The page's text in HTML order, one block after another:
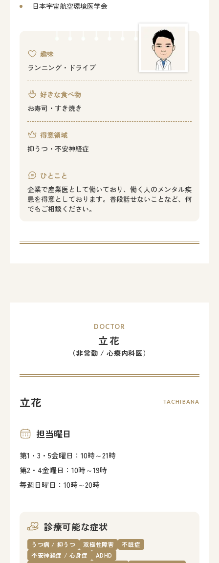
日本宇宙航空環境医学会
趣味
ランニング・ドライブ
好きな食べ物
お寿司・すき焼き
得意領域
抑うつ・不安神経症
ひとこと
企業で産業医として働いており、働く人のメンタル疾
患を得意としております。普段話せないことなど、何
でもご相談ください。
DOCTOR
立花
（非常勤 / 心療内科医）
立花 TACHIBANA
担当曜日
第1・3・5金曜日：10時～21時
第2・4金曜日：10時～19時
毎週日曜日：10時～20時
診療可能な症状
うつ病 / 抑うつ 双極性障害
不眠症
不安神経症 / 心身症
ADHD